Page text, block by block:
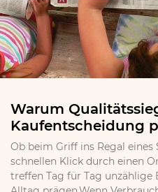
Warum
Kaufentscheidung
Ob beim Griff ins Regal
schnellen Klick durch einen
treffen Tag für Tag unzählige